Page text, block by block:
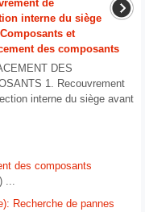
de
interne du siège
et
des composants
DES
1. Recouvrement
interne du siège avant
des composants
...
Recherche de pannes